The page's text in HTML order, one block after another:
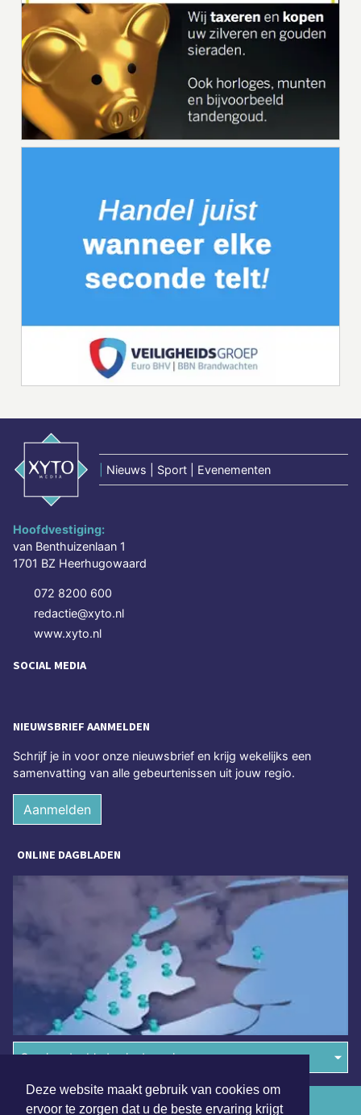
Deze website maakt gebruik van cookies om
ervoor te zorgen dat u de beste ervaring krijgt
Nieuws | Sport | Evenementen
Hoofdvestiging:
van Benthuizenlaan 1
1701 BZ Heerhugowaard
072 8200 600
redactie@xyto.nl
www.xyto.nl
SOCIAL MEDIA
NIEUWSBRIEF AANMELDEN
Schrijf je in voor onze nieuwsbrief en krijg wekelijks een
samenvatting van alle gebeurtenissen uit jouw regio.
Aanmelden
ONLINE DAGBLADEN
Overige dagbladen in de regio
Algemene voorwaarden